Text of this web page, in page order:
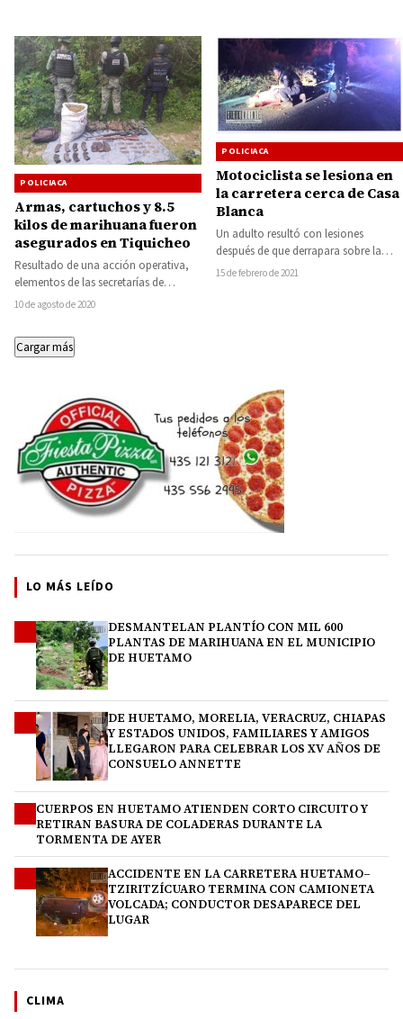
POLICIACA
Armas, cartuchos y 8.5
kilos de marihuana fueron
asegurados en Tiquicheo
Resultado de una acción operativa,
elementos de las secretarías de
Seguridad Pública (SSP), y de la
10 de agosto de 2020
POLICIACA
Motociclista se lesiona en
la carretera cerca de Casa
Blanca
Un adulto resultó con lesiones
después de que derrapara sobre la
cinta asfáltica, en la carretera estatal
15 de febrero de 2021
Cargar más
LO MÁS LEÍDO
DESMANTELAN PLANTÍO CON MIL 600
PLANTAS DE MARIHUANA EN EL MUNICIPIO
DE HUETAMO
DE HUETAMO, MORELIA, VERACRUZ, CHIAPAS
Y ESTADOS UNIDOS, FAMILIARES Y AMIGOS
LLEGARON PARA CELEBRAR LOS XV AÑOS DE
CONSUELO ANNETTE
CUERPOS EN HUETAMO ATIENDEN CORTO CIRCUITO Y
RETIRAN BASURA DE COLADERAS DURANTE LA
TORMENTA DE AYER
ACCIDENTE EN LA CARRETERA HUETAMO–
TZIRITZÍCUARO TERMINA CON CAMIONETA
VOLCADA; CONDUCTOR DESAPARECE DEL
LUGAR
CLIMA